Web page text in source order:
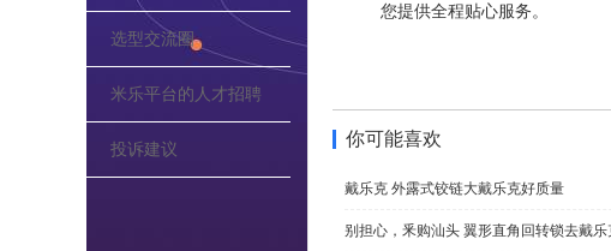
选型交流圈
米乐平台的人才招聘
投诉建议
您提供全程贴心服务。
你可能喜欢
戴乐克 外露式铰链大戴乐克好质量
别担心，釆购汕头 翼形直角回转锁去戴乐